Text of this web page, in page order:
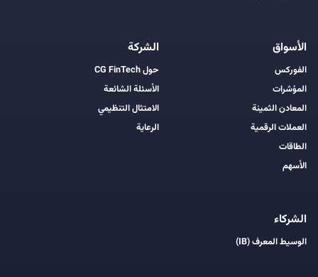
الأسواق
الفوركس
المؤشرات
المعادن الثمينة
العملات الرقمية
الطاقات
الأسهم
الشركة
حول CG FinTech
الأسئلة الشائعة
الامتثال التنظيمي
الرعاية
الشركاء
الوسيط المعرف (IB)